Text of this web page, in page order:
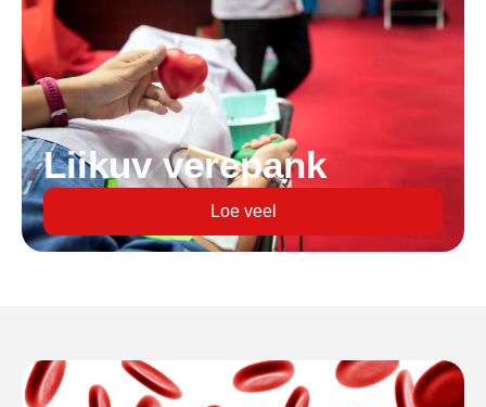
Liikuv verepank
Loe veel